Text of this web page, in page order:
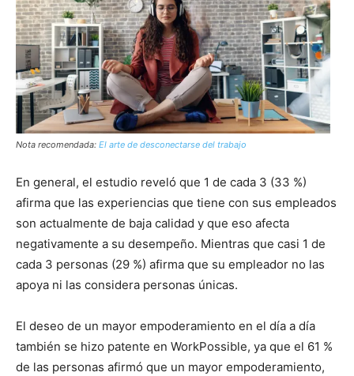
Nota recomendada: El arte de desconectarse del trabajo
En general, el estudio reveló que 1 de cada 3 (33 %)
afirma que las experiencias que tiene con sus empleados
son actualmente de baja calidad y que eso afecta
negativamente a su desempeño. Mientras que casi 1 de
cada 3 personas (29 %) afirma que su empleador no las
apoya ni las considera personas únicas.
El deseo de un mayor empoderamiento en el día a día
también se hizo patente en WorkPossible, ya que el 61 %
de las personas afirmó que un mayor empoderamiento,